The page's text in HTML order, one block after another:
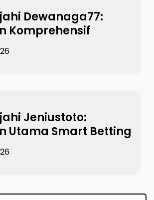
Dewanaga77:
Komprehensif
Jeniustoto:
Utama Smart Betting